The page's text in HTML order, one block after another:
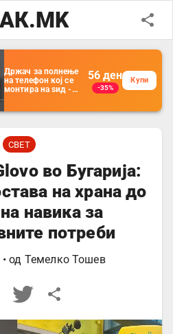
Држач за полнење
на телефон кој се
монтира на ѕид -
организатор за
далечински
управувач
56 ден
-35%
Купи
СВЕТ
во Бугарија:
на храна до
навика за
потреби
• од Темелко Тошев